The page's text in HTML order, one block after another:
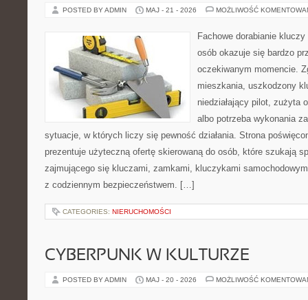
POSTED BY ADMIN MAJ - 21 - 2026 MOŻLIWOŚĆ
Fachowe dorabianie
osób okazuje się bardzo
oczekiwanym momencie.
mieszkania, uszkodzony
niedziałający pilot, zużyta
albo potrzeba wykonania
sytuacje, w których liczy się pewność działania. Strona
prezentuje użyteczną ofertę skierowaną do osób, które szukają
zajmującego się kluczami, zamkami, kluczykami
z codziennym bezpieczeństwem. […]
CATEGORIES: NIERUCHOMOŚCI
CYBERPUNK W KULTURZE
POSTED BY ADMIN MAJ - 20 - 2026 MOŻLIWOŚĆ